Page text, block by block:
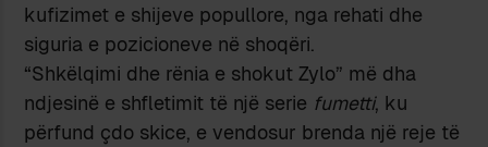
kufizimet e shijeve popullore, nga rehati dhe
siguria e pozicioneve në shoqëri.
“Shkëlqimi dhe rënia e shokut Zylo” më dha
ndjesinë e shfletimit të një serie fumetti, ku
përfund çdo skice, e vendosur brenda një reje të